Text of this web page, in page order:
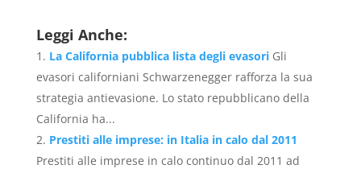
Leggi Anche:
La California pubblica lista degli evasori Gli
evasori californiani Schwarzenegger rafforza la sua
strategia antievasione. Lo stato repubblicano della
California ha...
Prestiti alle imprese: in Italia in calo dal 2011
Prestiti alle imprese in calo continuo dal 2011 ad